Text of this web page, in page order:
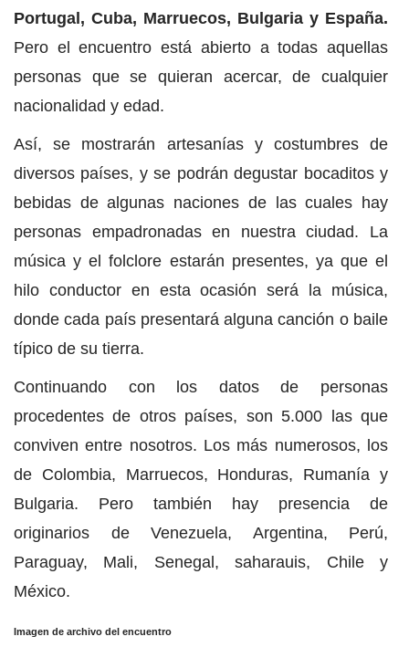
Portugal, Cuba, Marruecos, Bulgaria y España.
Pero el encuentro está abierto a todas aquellas
personas que se quieran acercar, de cualquier
nacionalidad y edad.
Así, se mostrarán artesanías y costumbres de
diversos países, y se podrán degustar bocaditos y
bebidas de algunas naciones de las cuales hay
personas empadronadas en nuestra ciudad. La
música y el folclore estarán presentes, ya que el
hilo conductor en esta ocasión será la música,
donde cada país presentará alguna canción o baile
típico de su tierra.
Continuando con los datos de personas
procedentes de otros países, son 5.000 las que
conviven entre nosotros. Los más numerosos, los
de Colombia, Marruecos, Honduras, Rumanía y
Bulgaria. Pero también hay presencia de
originarios de Venezuela, Argentina, Perú,
Paraguay, Mali, Senegal, saharauis, Chile y
México.
Imagen de archivo del encuentro